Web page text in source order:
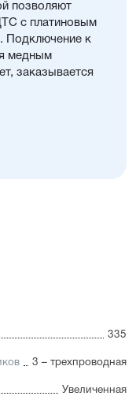
позволяют
с платиновым
Подключение к
медным
заказывается
335
3 – трехпроводная
Увеличенная